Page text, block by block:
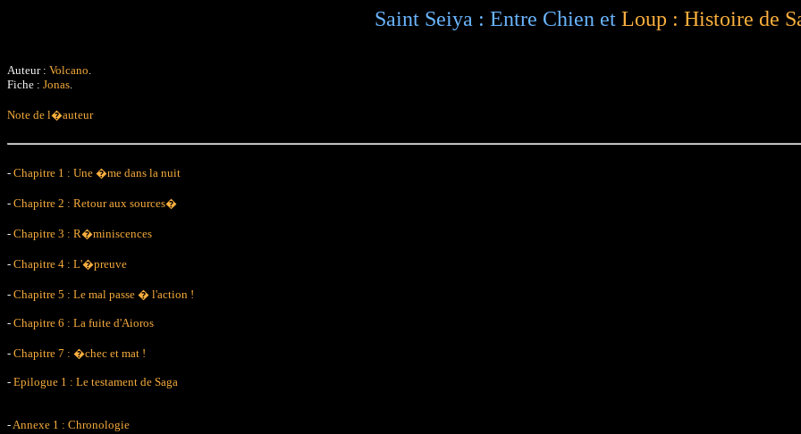
Saint Seiya : Entre Chien et Loup : Histoire de
Auteur : Volcano.
Fiche : Jonas.
Note de l�auteur
- Chapitre 1 : Une �me dans la nuit
- Chapitre 2 : Retour aux sources�
- Chapitre 3 : R�miniscences
- Chapitre 4 : L'�preuve
- Chapitre 5 : Le mal passe � l'action !
- Chapitre 6 : La fuite d'Aioros
- Chapitre 7 : �chec et mat !
- Epilogue 1 : Le testament de Saga
-Annexe 1 : Chronologie